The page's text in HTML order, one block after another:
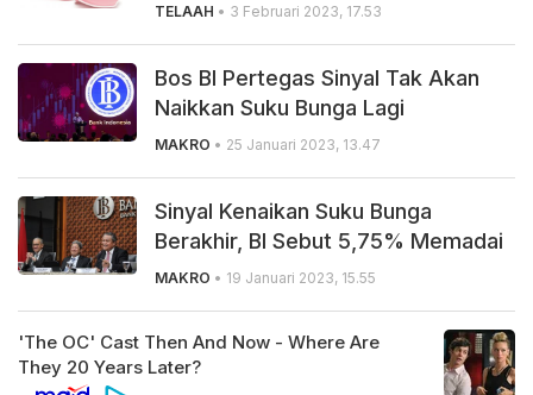
TELAAH • 3 Februari 2023, 17.53
Bos BI Pertegas Sinyal Tak Akan
Naikkan Suku Bunga Lagi
MAKRO • 25 Januari 2023, 13.47
Sinyal Kenaikan Suku Bunga
Berakhir, BI Sebut 5,75% Memadai
MAKRO • 19 Januari 2023, 15.55